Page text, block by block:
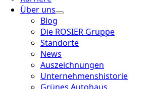
Über uns
Blog
Die ROSIER Gruppe
Standorte
News
Auszeichnungen
Unternehmenshistorie